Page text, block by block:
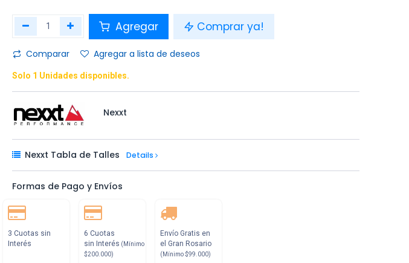
Agregar Comprar ya!
Comparar Agregar a lista de deseos
Solo 1 Unidades disponibles.
Nexxt
Nexxt Tabla de Talles Details
Formas de Pago y Envíos
3 Cuotas sin
Interés
6 Cuotas
sin Interés (Mínimo
$200.000)
Envío Gratis en
el Gran Rosario
(Mínimo $99.000)